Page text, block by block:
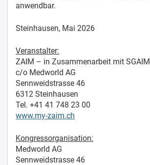
anwendbar.
Steinhausen, Mai 2026
Veranstalter:
ZAIM – in Zusammenarbeit mit SGAIM
c/o Medworld AG
Sennweidstrasse 46
6312 Steinhausen
Tel. +41 41 748 23 00
www.my-zaim.ch
Kongressorganisation:
Medworld AG
Sennweidstrasse 46